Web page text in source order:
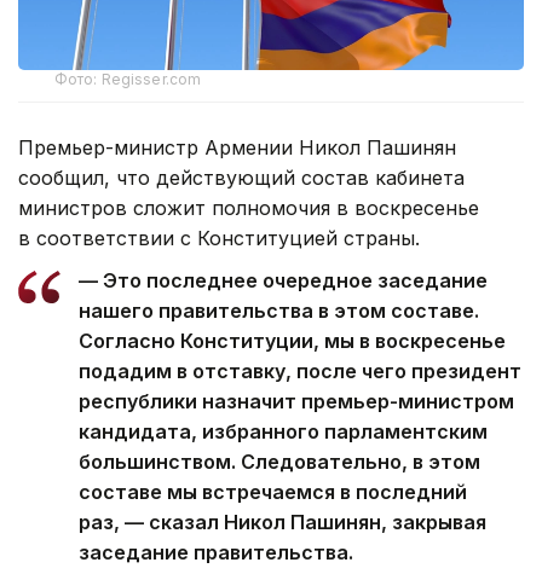
Фото: Regisser.com
Премьер-министр Армении Никол Пашинян
сообщил, что действующий состав кабинета
министров сложит полномочия в воскресенье
в соответствии с Конституцией страны.
— Это последнее очередное заседание
нашего правительства в этом составе.
Согласно Конституции, мы в воскресенье
подадим в отставку, после чего президент
республики назначит премьер-министром
кандидата, избранного парламентским
большинством. Следовательно, в этом
составе мы встречаемся в последний
раз, — сказал Никол Пашинян, закрывая
заседание правительства.